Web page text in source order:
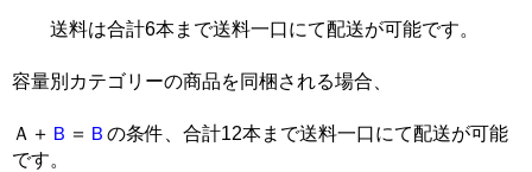
送料は合計6本まで送料一口にて配送が可能です。
容量別カテゴリーの商品を同梱される場合、
Ａ＋ Ｂ ＝ Ｂ の条件、合計12本まで送料一口にて配送が可能
です。